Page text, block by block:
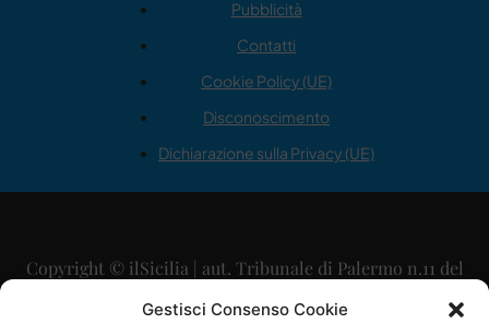
Gestisci Consenso Cookie
Pubblicità
Contatti
Cookie Policy (UE)
Disconoscimento
Dichiarazione sulla Privacy (UE)
Copyright © ilSicilia | aut. Tribunale di Palermo n.11 del
29/09/2015